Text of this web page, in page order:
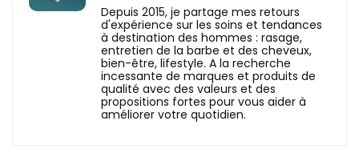
Depuis 2015, je partage mes retours
d'expérience sur les soins et tendances
à destination des hommes : rasage,
entretien de la barbe et des cheveux,
bien-être, lifestyle. A la recherche
incessante de marques et produits de
qualité avec des valeurs et des
propositions fortes pour vous aider à
améliorer votre quotidien.